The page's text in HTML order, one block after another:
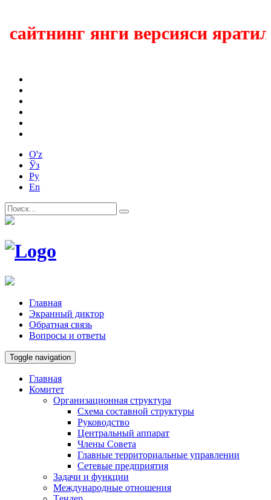
янги версияси
O'z
Ўз
Ру
En
Главная
Экранный диктор
Обратная связь
Вопросы и ответы
Toggle navigation
Главная
Комитет
Организационная структура
Схема составной структуры
Руководство
Центральный аппарат
Члены Совета
Главные территориальные управлении
Сетевые предприятия
Задачи и функции
Международные отношения